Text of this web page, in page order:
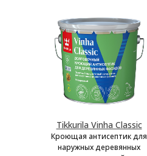
Tikkurila Vinha Classic
Кроющая антисептик для
наружных деревянных